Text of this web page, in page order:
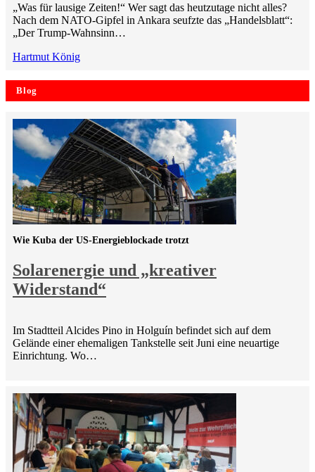
„Was für lausige Zeiten!“ Wer sagt das heutzutage nicht alles?
Nach dem NATO-Gipfel in Ankara seufzte das „Handelsblatt“:
„Der Trump-Wahnsinn…
Hartmut König
Blog
Solarenergie und „kreativer
Widerstand“
Wie Kuba der US-Energieblockade trotzt
Im Stadtteil Alcides Pino in Holguín befindet sich auf dem
Gelände einer ehemaligen Tankstelle seit Juni eine neuartige
Einrichtung. Wo…